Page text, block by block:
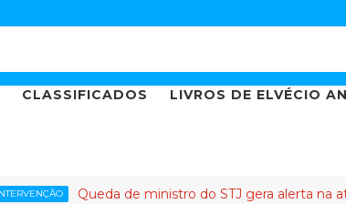
CLASSIFICADOS LIVROS DE ELVÉCIO
Queda de ministro do STJ gera alerta na atuação de